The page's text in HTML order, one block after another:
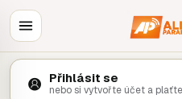
Přihlásit se
nebo si vytvořte účet a